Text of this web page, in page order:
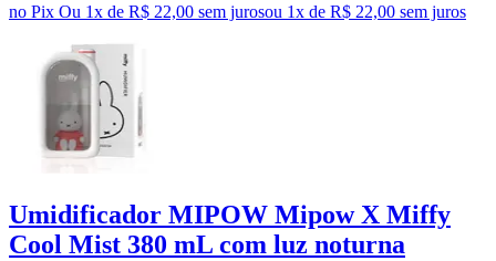
no Pix Ou 1x de R$ 22,00 sem jurosou 1x de R$ 22,00 sem juros
Umidificador MIPOW Mipow X Miffy
Cool Mist 380 mL com luz noturna